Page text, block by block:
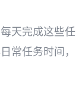
天完成这些任
常任务时间，